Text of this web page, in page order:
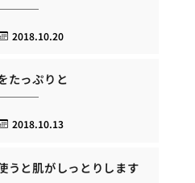
2018.10.20
たっぷりと
2018.10.13
うと肌がしっとりします